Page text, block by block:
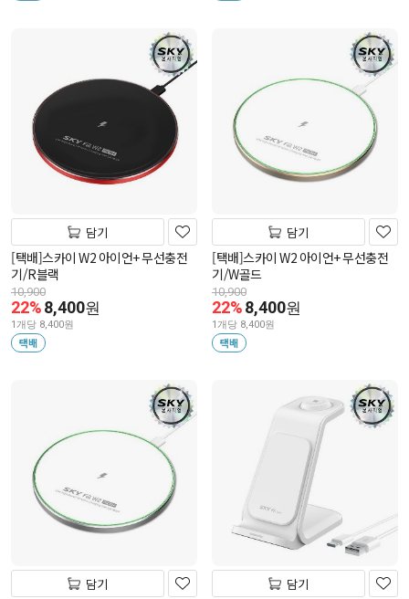
담기
[택배]스카이 W2 아이언+ 무선충전
기/R블랙
10,900
22%8,400원
1개당 8,400원
택배
담기
[택배]스카이 W2 아이언+ 무선충전
기/W골드
10,900
22%8,400원
1개당 8,400원
택배
담기 담기